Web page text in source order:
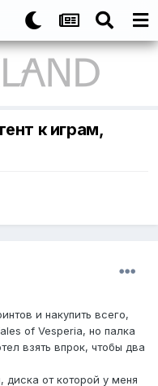
к играм,
и накупить всего,
of Vesperia, но палка
взять впрок, чтобы два
диска от которой у меня